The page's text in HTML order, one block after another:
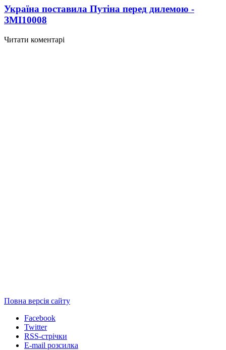
Україна поставила Путіна перед дилемою -
ЗМІ10008
Читати коментарі
Повна версія сайту
Facebook
Twitter
RSS-стрічки
E-mail розсилка